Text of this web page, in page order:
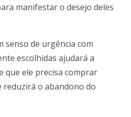
manifestar o desejo deles
senso de urgência com
escolhidas ajudará a
que ele precisa comprar
reduzirá o abandono do